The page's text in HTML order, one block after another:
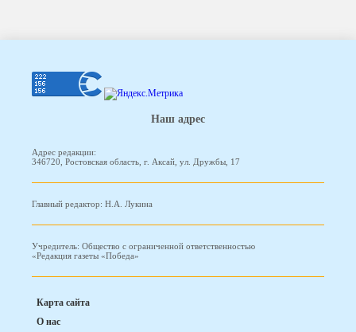
Наш адрес
Адрес редакции:
346720, Ростовская область, г. Аксай, ул. Дружбы, 17
Главный редактор: Н.А. Лукина
Учредитель: Общество с ограниченной ответственностью
«Редакция газеты «Победа»
Карта сайта
О нас